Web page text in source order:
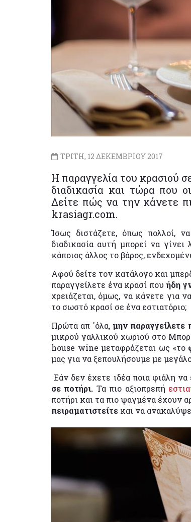
ΤΡΙΤΗ, 12 ΔΕΚΕΜΒΡΙΟΥ 2017
Η παραγγελία του κρασιού
διαδικασία και τώρα που
Δείτε πώς να την κάνετε
krasiagr.com.
Ίσως διστάζετε, όπως πολλοί,
διαδικασία αυτή μπορεί να
κάποιος άλλος το βάρος,
Αφού δείτε τον κατάλογο και
παραγγείλετε ένα κρασί πουήδη
χρειάζεται, όμως, να κάνετε για
το σωστό κρασί σε ένα εστιατόριο;
Πρώτα απ 'όλα, μην
μικρού γαλλικού χωριού στο
house wine μεταφράζεται ως «το
μας για να ξεπουλήσουμε με
Εάν δεν έχετε ιδέα ποια φιάλη να
σε ποτήρι. Τα πιο αξιοπρεπή
ποτήρι και τα πιο ψαγμένα έχουν
πειραματιστείτε και να